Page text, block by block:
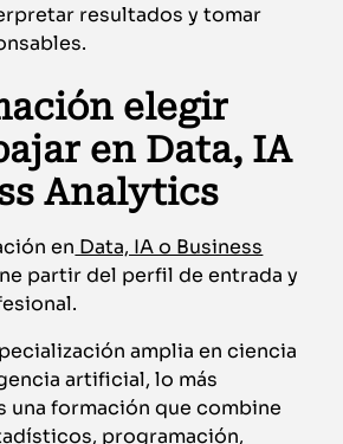
resultados y tomar
elegir
en Data, IA
Analytics
en Data, IA o Business
partir del perfil de entrada y
amplia en ciencia
artificial, lo más
una formación que combine
programación,